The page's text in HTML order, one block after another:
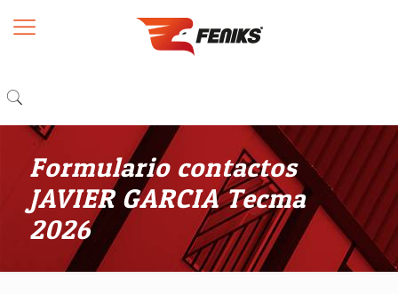
Formulario contactos
JAVIER GARCIA Tecma
2026